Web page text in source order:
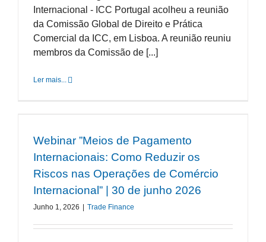
Internacional - ICC Portugal acolheu a reunião
da Comissão Global de Direito e Prática
Comercial da ICC, em Lisboa. A reunião reuniu
membros da Comissão de [...]
Ler mais...
Webinar ”Meios de Pagamento
Internacionais: Como Reduzir os
Riscos nas Operações de Comércio
Internacional” | 30 de junho 2026
Junho 1, 2026 Trade Finance